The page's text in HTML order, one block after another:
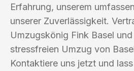
Erfahrung, unserem
unserer Zuverlässigkeit.
Umzugskönig Fink Basel
stressfreien Umzug von
Kontaktiere uns jetzt und